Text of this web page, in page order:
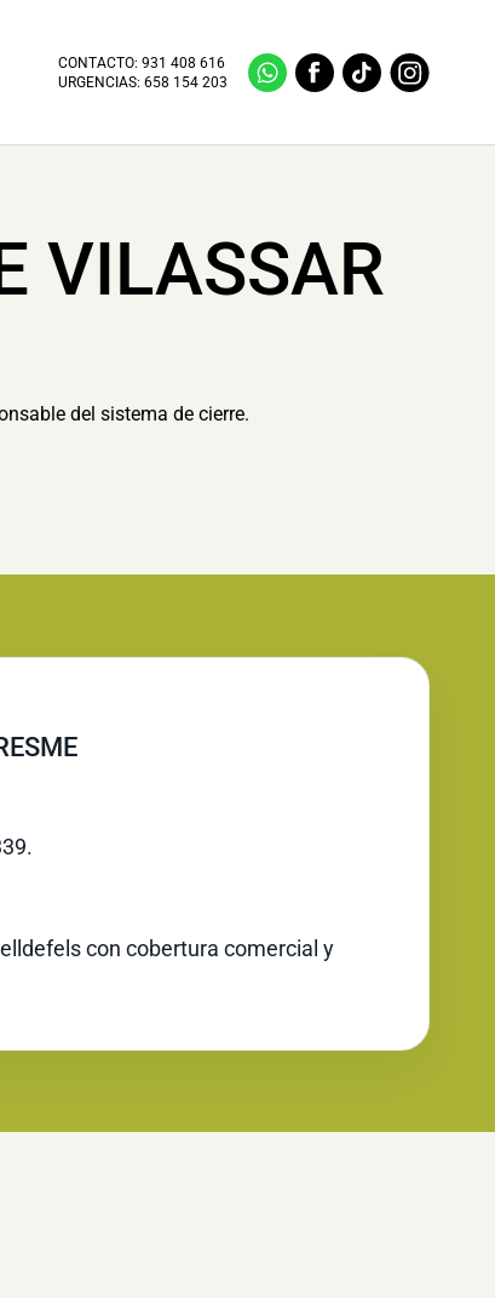
CONTACTO:931 408 616
URGENCIAS:658 154 203
VILASSAR
del sistema de cierre.
con cobertura comercial y